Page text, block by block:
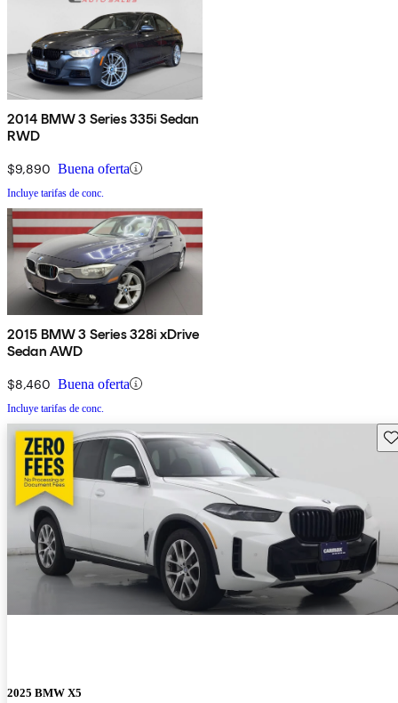
2014 BMW 3 Series 335i Sedan
RWD
$9,890 Buena oferta
Incluye tarifas de conc.
2015 BMW 3 Series 328i xDrive
Sedan AWD
$8,460 Buena oferta
Incluye tarifas de conc.
2025 BMW X5